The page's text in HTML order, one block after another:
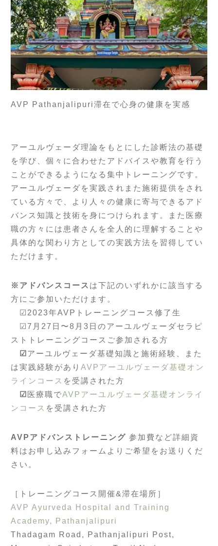
AVP Pathanjalipuri滞在で心身の健康を実感
アーユルヴェーダ理論をもとにした診断法の基礎
を学び、個々に合わせたアドバイスや教育を行う
ことができるようになる集中トレーニングです。
アーユルヴェーダを実践されまた施術提供をされ
ている方々で、より人々の健康に寄与できるアド
バンス知識と技術を身につけられます。また医療
職の方々には患者さんを全人的に理解することや
具体的な関わり方としての実践方法を習得してい
ただけます。
※アドバンスコース は下記のいずれかに該当する
方にご参加いただけます。
☑︎2023年AVPトレーニングコース修了生
☑︎7月27日〜8月3日のアーユルヴェーダセラピ
ストトレーニングコースご参加される方
☑︎ アーユルヴェーダ基礎知識と施術経験、また
は実践経験がありAVPアーユルヴェーダ基礎オン
ラインコース を受講された方
☑︎ 医療職でAVPアーユルヴェーダ基礎オンライ
ンコース を受講された方
AVPアドバンストレーニング 参加費など詳細資
料はお申し込みフォームよりご希望をお送りくだ
さい。
［トレーニングコース開催&滞在場所］
AVP Ayurveda Hospital and Training
Academy, Pathanjalipuri
Thadagam Road, Pathanjalipuri Post,